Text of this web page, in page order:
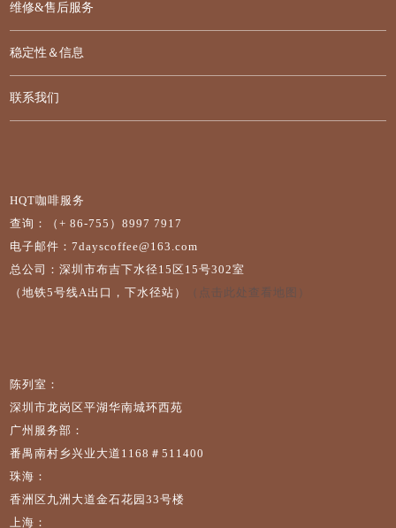
维修&售后服务
稳定性＆信息
联系我们
HQT咖啡服务
查询：（+ 86-755）8997 7917
电子邮件：7dayscoffee@163.com
总公司：深圳市布吉下水径15区15号302室
（地铁5号线A出口，下水径站）
（点击此处查看地图）
陈列室：
深圳市龙岗区平湖华南城环西苑
广州服务部：
番禺南村乡兴业大道1168＃511400
珠海：
香洲区九洲大道金石花园33号楼
上海：